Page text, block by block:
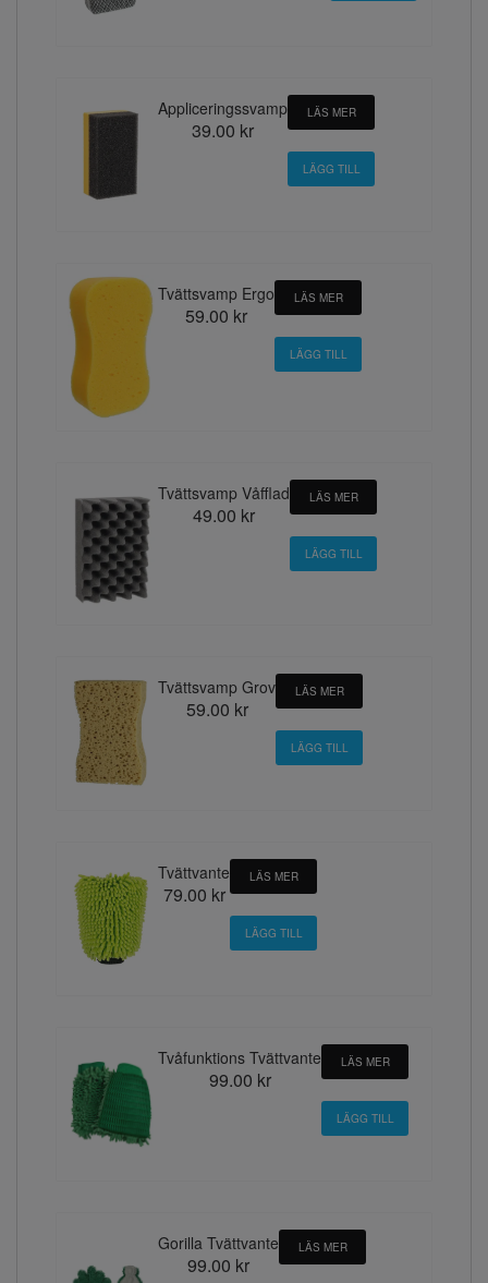
Appliceringssvamp
39.00 kr
LÄS MER
Tvättsvamp Ergo
59.00 kr
LÄS MER
Tvättsvamp Våfflad
49.00 kr
LÄS MER
Tvättsvamp Grov
59.00 kr
LÄS MER
Tvättvante
79.00 kr
LÄS MER
Tvåfunktions Tvättvante
99.00 kr
LÄS MER
Gorilla Tvättvante
99.00 kr
LÄS MER